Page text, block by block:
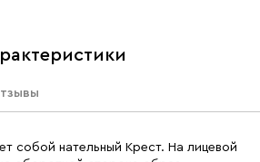
собой нательный Крест. На лицевой